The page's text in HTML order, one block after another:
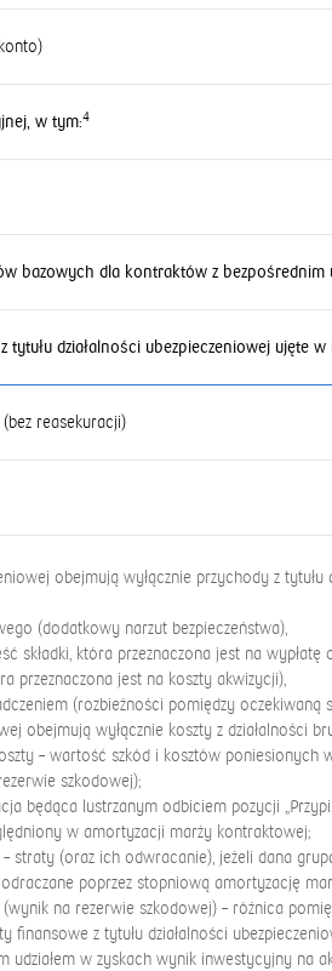
w tym:4
bazowych dla kontraktów z bezpośrednim
działalności ubezpieczeniowej ujęte
reasekuracji)
obejmują wyłącznie przychody z
(dodatkowy narzut bezpieczeństwa),
składki, która przeznaczona jest na
przeznaczona jest na koszty akwizycji),
(rozbieżności pomiędzy oczekiwaną
obejmują wyłącznie koszty z działalności
– wartość szkód i kosztów poniesionych
szkodowej);
będąca lustrzanym odbiciem pozycji
w amortyzacji marży kontraktowej;
– straty (oraz ich odwracanie), jeżeli dana
poprzez stopniową amortyzację
(wynik na rezerwie szkodowej) – różnica
finansowe z tytułu działalności
udziałem w zyskach wynik inwestycyjny na